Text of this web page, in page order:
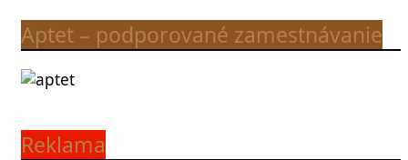
Aptet – podporované zamestnávanie
Reklama